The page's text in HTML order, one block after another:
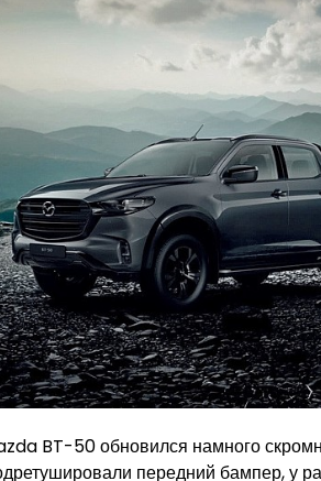
BT-50 обновился намного
передний бампер, у